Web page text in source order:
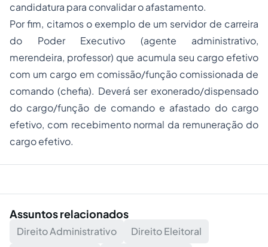
candidatura para convalidar o afastamento.
Por fim, citamos o exemplo de um servidor de carreira
do Poder Executivo (agente administrativo,
merendeira, professor) que acumula seu cargo efetivo
com um cargo em comissão/função comissionada de
comando (chefia). Deverá ser exonerado/dispensado
do cargo/função de comando e afastado do cargo
efetivo, com recebimento normal da remuneração do
cargo efetivo.
Assuntos relacionados
Direito Administrativo
Direito Eleitoral